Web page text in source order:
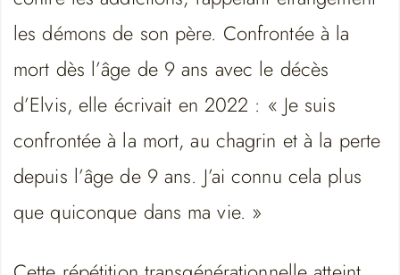
les démons de son père. Confrontée à la
mort dès l’âge de 9 ans avec le décès
d’Elvis, elle écrivait en 2022 : « Je suis
confrontée à la mort, au chagrin et à la perte
depuis l’âge de 9 ans. J’ai connu cela plus
que quiconque dans ma vie. »